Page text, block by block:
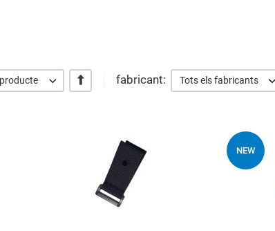
+/- fabricant: Tots els fabricants
Add to Wishlist
Quick View
NEW